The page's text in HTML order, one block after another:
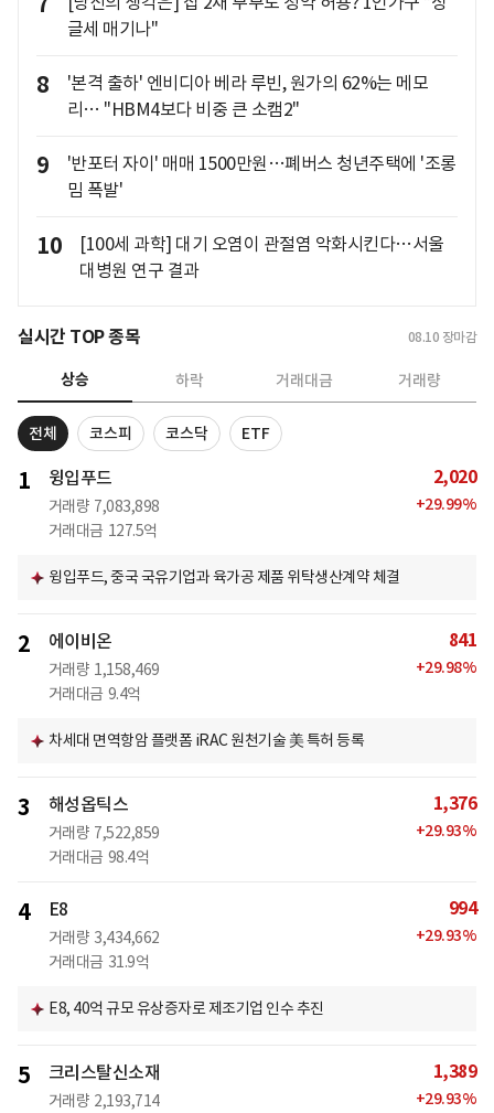
글세 매기나"
8
'본격 출하' 엔비디아 베라 루빈, 원가의 62%는 메모
리… "HBM4보다 비중 큰 소캠2"
9
'반포터 자이' 매매 1500만원…폐버스 청년주택에 '조롱
밈 폭발'
10
[100세 과학] 대기 오염이 관절염 악화시킨다…서울
대병원 연구 결과
실시간 TOP 종목 08.10 장마감
상승 하락 거래대금 거래량
전체 코스피 코스닥 ETF
1 윙입푸드
거래량 7,083,898
거래대금 127.5억
2,020
+29.99%
윙입푸드, 중국 국유기업과 육가공 제품 위탁생산계약 체결
2 에이비온
거래량 1,158,469
거래대금 9.4억
841
+29.98%
차세대 면역항암 플랫폼 iRAC 원천기술 美 특허 등록
3 해성옵틱스
거래량 7,522,859
거래대금 98.4억
1,376
+29.93%
4 E8
거래량 3,434,662
거래대금 31.9억
994
+29.93%
E8, 40억 규모 유상증자로 제조기업 인수 추진
5 크리스탈신소재
거래량 2,193,714
1,389
+29.93%